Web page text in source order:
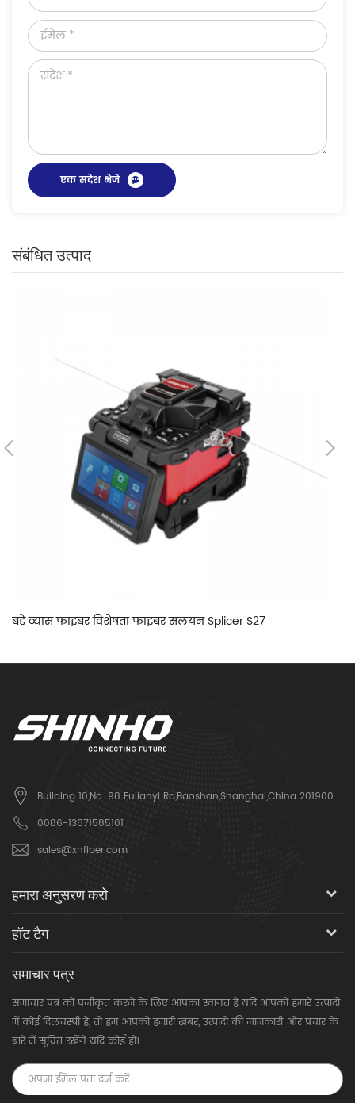
संबंधित उत्पाद
बड़े व्यास फाइबर विशेषता फाइबर संलयन Splicer S27
Building 10,No. 98 Fulianyi Rd,Baoshan,Shanghai,China 201900
0086-13671585101
sales@xhfiber.com
हमारा अनुसरण करो
हॉट टैग
समाचार पत्र
समाचार पत्र को पंजीकृत करने के लिए आपका स्वागत है यदि आपको हमारे उत्पादों
में कोई दिलचस्पी है, तो हम आपको हमारी खबर, उत्पादों की जानकारी और प्रचार के
बारे में सूचित रखेंगे यदि कोई हो।